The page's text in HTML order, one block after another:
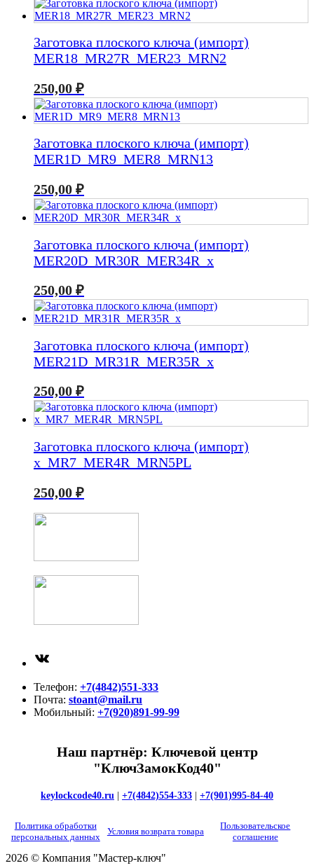
Заготовка плоского ключа (импорт)
MER18_MR27R_MER23_MRN2
250,00 ₽
Заготовка плоского ключа (импорт)
MER1D_MR9_MER8_MRN13
250,00 ₽
Заготовка плоского ключа (импорт)
MER20D_MR30R_MER34R_x
250,00 ₽
Заготовка плоского ключа (импорт)
MER21D_MR31R_MER35R_x
250,00 ₽
Заготовка плоского ключа (импорт)
x_MR7_MER4R_MRN5PL
250,00 ₽
Телефон: +7(4842)551-333
Почта: stoant@mail.ru
Мобильный: +7(920)891-99-99
Наш партнёр: Ключевой центр
"КлючЗамокКод40"
keylockcode40.ru | +7(4842)554-333 | +7(901)995-84-40
Политика обработки
персональных данных
Условия возврата товара
Пользовательское
соглашение
2026 © Компания "Мастер-ключ"